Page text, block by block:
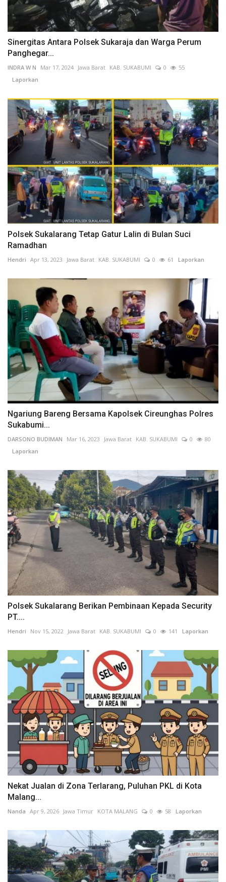
Sinergitas Antara Polsek Sukaraja dan Warga Perum
Panghegar...
INDRA W N Mar 17, 2024 Jawa Barat KAB. SUKABUMI 0
55
Laporkan
Polsek Sukalarang Tetap Gatur Lalin di Bulan Suci
Ramadhan
Hendri Apr 13, 2023 Jawa Barat KAB. SUKABUMI 0 61 Laporkan
Ngariung Bareng Bersama Kapolsek Cireunghas Polres
Sukabumi...
DARSONO BUDIMAN Mar 16, 2023 Jawa Barat KAB. SUKABUMI 0
80
Laporkan
Polsek Sukalarang Berikan Pembinaan Kepada Security
PT....
Hendri Nov 15, 2022 Jawa Barat KAB. SUKABUMI 0 141 Laporkan
Nekat Jualan di Zona Terlarang, Puluhan PKL di Kota
Malang...
Nanda Apr 9, 2026 Jawa Timur KOTA MALANG 0 58 Laporkan